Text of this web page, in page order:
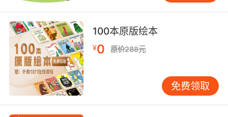
10. British for a bombing that killed seven
civilians.
杀了7个平民被英国人抓了
100本原版绘本
¥0 原价288元
免费领取